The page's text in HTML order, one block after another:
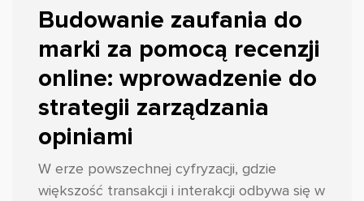
Budowanie zaufania do
marki za pomocą recenzji
online: wprowadzenie do
strategii zarządzania
opiniami
W erze powszechnej cyfryzacji, gdzie
większość transakcji i interakcji odbywa się w